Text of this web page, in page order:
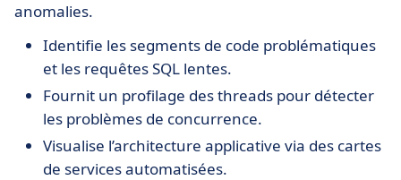
anomalies.
Identifie les segments de code problématiques
et les requêtes SQL lentes.
Fournit un profilage des threads pour détecter
les problèmes de concurrence.
Visualise l’architecture applicative via des cartes
de services automatisées.